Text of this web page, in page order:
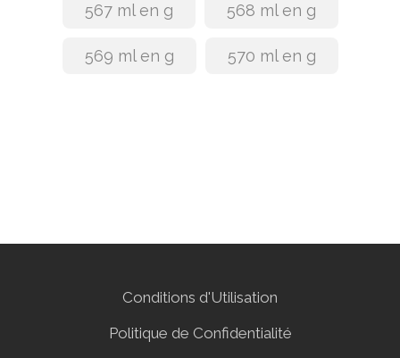
567 ml en g 568 ml en g
569 ml en g 570 ml en g
Conditions d'Utilisation
Politique de Confidentialité